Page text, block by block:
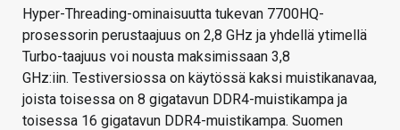
Hyper-Threading-ominaisuutta tukevan 7700HQ-
prosessorin perustaajuus on 2,8 GHz ja yhdellä ytimellä
Turbo-taajuus voi nousta maksimissaan 3,8
GHz:iin. Testiversiossa on käytössä kaksi muistikanavaa,
joista toisessa on 8 gigatavun DDR4-muistikampa ja
toisessa 16 gigatavun DDR4-muistikampa. Suomen